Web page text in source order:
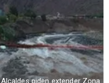
Alcaldes piden extender Zona